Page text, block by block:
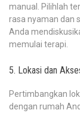
manual. Pilihlah
rasa nyaman dan
Anda
memulai terapi.
5. Lokasi dan
Pertimbangkan
dengan rumah